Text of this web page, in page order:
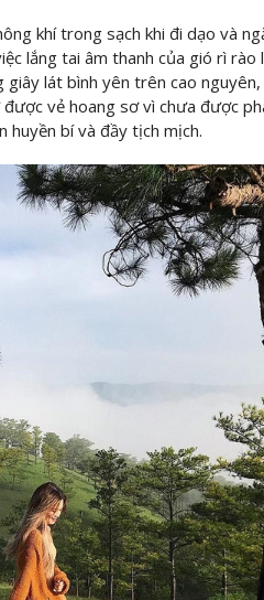
khí trong sạch khi đi dạo và
lắng tai âm thanh của gió rì
lát bình yên trên cao nguyên,
vẻ hoang sơ vì chưa được
huyền bí và đầy tịch mịch.